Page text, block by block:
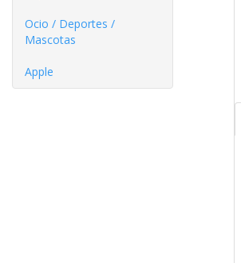
Ocio / Deportes /
Mascotas
Apple